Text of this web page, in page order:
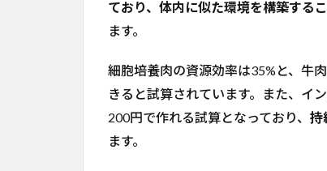
ル
3
ジー：
細胞培
コスト
化に成
ており、体内に似た環境を構築する
ます。
細胞培養肉の資源効率は35%と、牛
きると試算されています。また、イ
200円で作れる試算となっており、 持
ます。